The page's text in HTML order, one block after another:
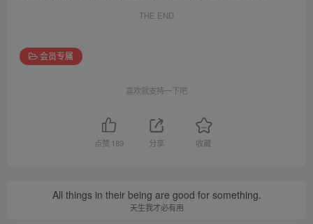
THE END
会员专属
喜欢就支持一下吧
点赞 189 分享 收藏
All things in their being are good for something.
天生我才必有用